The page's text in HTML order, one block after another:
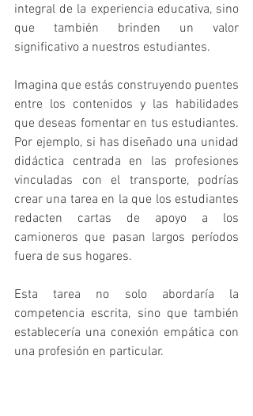
integral de la experiencia educativa, sino
que también brinden un valor
significativo a nuestros estudiantes.
Imagina que estás construyendo puentes
entre los contenidos y las habilidades
que deseas fomentar en tus estudiantes.
Por ejemplo, si has diseñado una unidad
didáctica centrada en las profesiones
vinculadas con el transporte, podrías
crear una tarea en la que los estudiantes
redacten cartas de apoyo a los
camioneros que pasan largos períodos
fuera de sus hogares.
Esta tarea no solo abordaría la
competencia escrita, sino que también
establecería una conexión empática con
una profesión en particular.